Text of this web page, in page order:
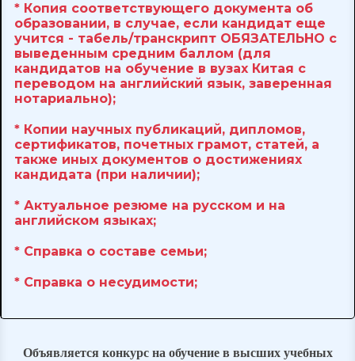
* Копия соответствующего документа об
образовании, в случае, если кандидат еще
учится - табель/транскрипт ОБЯЗАТЕЛЬНО с
выведенным средним баллом (для
кандидатов на обучение в вузах Китая с
переводом на английский язык, заверенная
нотариально);
* Копии научных публикаций, дипломов,
сертификатов, почетных грамот, статей, а
также иных документов о достижениях
кандидата (при наличии);
* Актуальное резюме на русском и на
английском языках;
* Cправка о составе семьи;
* Справка о несудимости;
Объявляется конкурс на обучение в высших учебных